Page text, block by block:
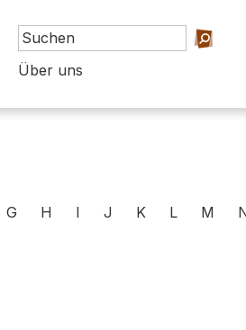
Über uns
G H I J K L M